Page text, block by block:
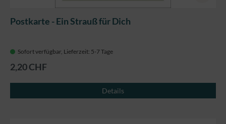
Postkarte - Ein Strauß für Dich
Sofort verfügbar, Lieferzeit: 5-7 Tage
2,20 CHF
Details